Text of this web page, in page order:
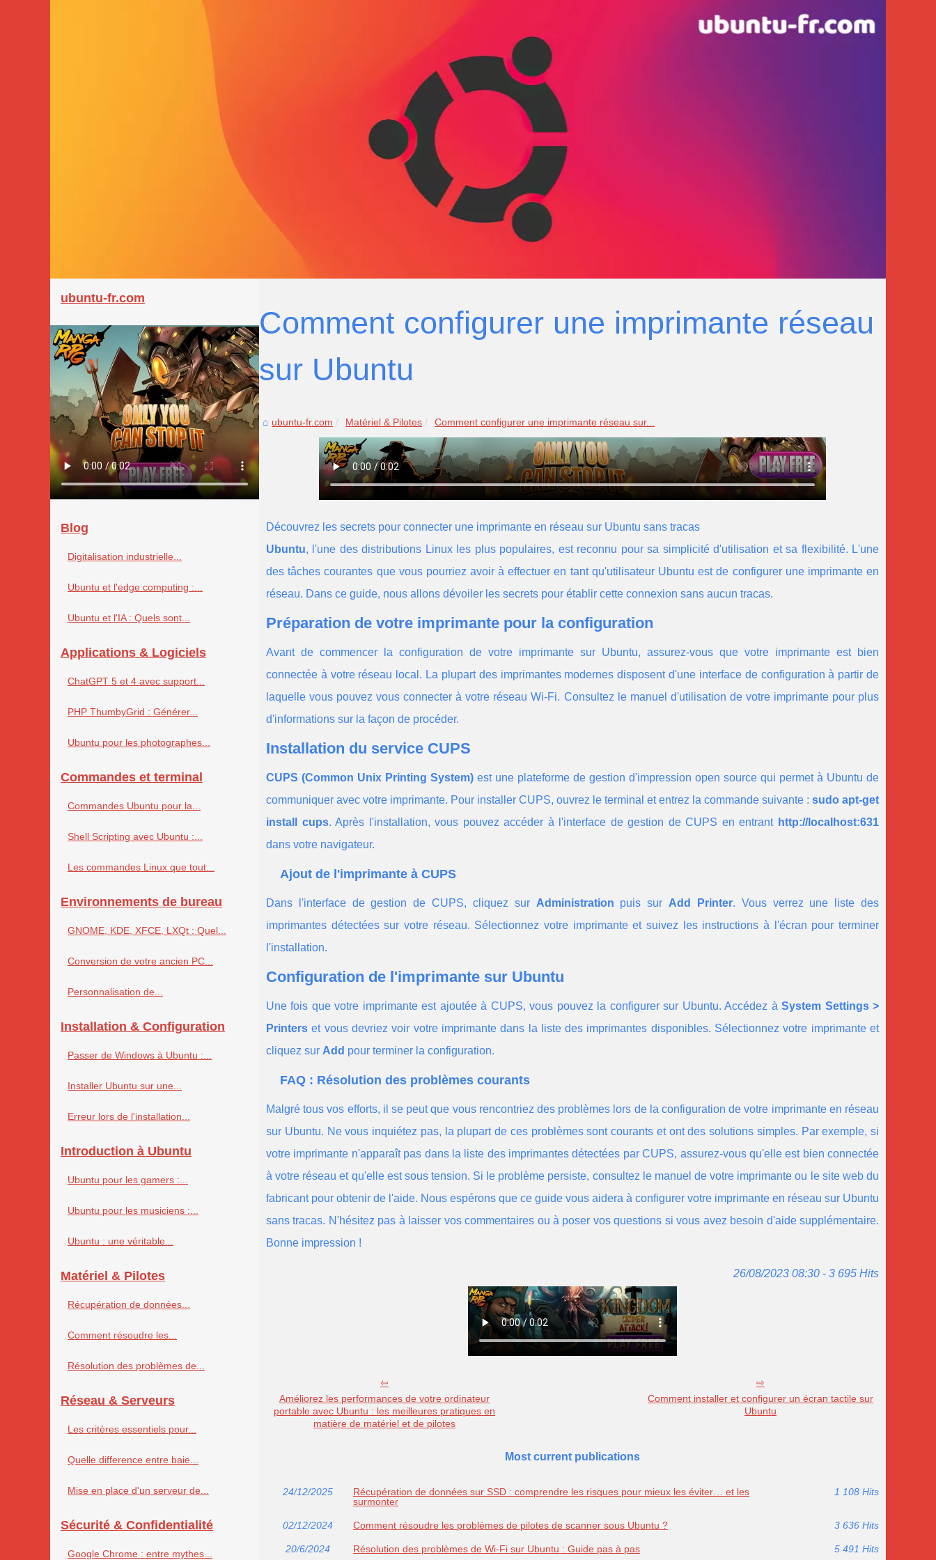
Comment configurer une imprimante réseau
sur Ubuntu
ubuntu-fr.com Matériel & Pilotes Comment configurer une imprimante réseau sur...
Découvrez les secrets pour connecter une imprimante en réseau sur Ubuntu sans tracas
Ubuntu, l'une des distributions Linux les plus populaires, est reconnu pour sa simplicité d'utilisation et sa flexibilité. L'une
des tâches courantes que vous pourriez avoir à effectuer en tant qu'utilisateur Ubuntu est de configurer une imprimante en
réseau. Dans ce guide, nous allons dévoiler les secrets pour établir cette connexion sans aucun tracas.
Préparation de votre imprimante pour la configuration
Avant de commencer la configuration de votre imprimante sur Ubuntu, assurez-vous que votre imprimante est bien
connectée à votre réseau local. La plupart des imprimantes modernes disposent d'une interface de configuration à partir de
laquelle vous pouvez vous connecter à votre réseau Wi-Fi. Consultez le manuel d'utilisation de votre imprimante pour plus
d'informations sur la façon de procéder.
Installation du service CUPS
CUPS (Common Unix Printing System) est une plateforme de gestion d'impression open source qui permet à Ubuntu de
communiquer avec votre imprimante. Pour installer CUPS, ouvrez le terminal et entrez la commande suivante : sudo apt-get
install cups. Après l'installation, vous pouvez accéder à l'interface de gestion de CUPS en entrant http://localhost:631
dans votre navigateur.
Ajout de l'imprimante à CUPS
Dans l'interface de gestion de CUPS, cliquez sur Administration puis sur Add Printer. Vous verrez une liste des
imprimantes détectées sur votre réseau. Sélectionnez votre imprimante et suivez les instructions à l'écran pour terminer
l'installation.
Configuration de l'imprimante sur Ubuntu
Une fois que votre imprimante est ajoutée à CUPS, vous pouvez la configurer sur Ubuntu. Accédez àSystem Settings >
Printers et vous devriez voir votre imprimante dans la liste des imprimantes disponibles. Sélectionnez votre imprimante et
cliquez sur Add pour terminer la configuration.
FAQ : Résolution des problèmes courants
Malgré tous vos efforts, il se peut que vous rencontriez des problèmes lors de la configuration de votre imprimante en réseau
sur Ubuntu. Ne vous inquiétez pas, la plupart de ces problèmes sont courants et ont des solutions simples. Par exemple, si
votre imprimante n'apparaît pas dans la liste des imprimantes détectées par CUPS, assurez-vous qu'elle est bien connectée
à votre réseau et qu'elle est sous tension. Si le problème persiste, consultez le manuel de votre imprimante ou le site web du
fabricant pour obtenir de l'aide. Nous espérons que ce guide vous aidera à configurer votre imprimante en réseau sur Ubuntu
sans tracas. N'hésitez pas à laisser vos commentaires ou à poser vos questions si vous avez besoin d'aide supplémentaire.
Bonne impression !
26/08/2023 08:30 - 3 695 Hits
Améliorez les performances de votre ordinateur
portable avec Ubuntu : les meilleures pratiques en
matière de matériel et de pilotes
Comment installer et configurer un écran tactile sur
Ubuntu
Most current publications
24/12/2025
Récupération de données sur SSD : comprendre les risques pour mieux les éviter… et les
surmonter
1 108 Hits
02/12/2024 Comment résoudre les problèmes de pilotes de scanner sous Ubuntu ? 3 636 Hits
20/6/2024 Résolution des problèmes de Wi-Fi sur Ubuntu : Guide pas à pas 5 491 Hits
ubuntu-fr.com
Blog
Digitalisation industrielle...
Ubuntu et l'edge computing :...
Ubuntu et l'IA : Quels sont...
Applications & Logiciels
ChatGPT 5 et 4 avec support...
PHP ThumbyGrid : Générer...
Ubuntu pour les photographes...
Commandes et terminal
Commandes Ubuntu pour la...
Shell Scripting avec Ubuntu :...
Les commandes Linux que tout...
Environnements de bureau
GNOME, KDE, XFCE, LXQt : Quel...
Conversion de votre ancien PC...
Personnalisation de...
Installation & Configuration
Passer de Windows à Ubuntu :...
Installer Ubuntu sur une...
Erreur lors de l'installation...
Introduction à Ubuntu
Ubuntu pour les gamers :...
Ubuntu pour les musiciens :...
Ubuntu : une véritable...
Matériel & Pilotes
Récupération de données...
Comment résoudre les...
Résolution des problèmes de...
Réseau & Serveurs
Les critères essentiels pour...
Quelle difference entre baie...
Mise en place d'un serveur de...
Sécurité & Confidentialité
Google Chrome : entre mythes...